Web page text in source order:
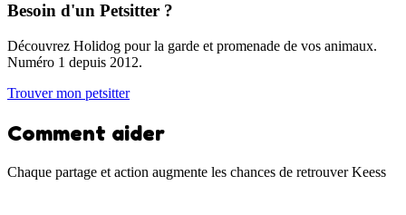
Besoin d'un Petsitter ?
Découvrez Holidog pour la garde et promenade de vos animaux.
Numéro 1 depuis 2012.
Trouver mon petsitter
Comment aider
Chaque partage et action augmente les chances de retrouver Keess